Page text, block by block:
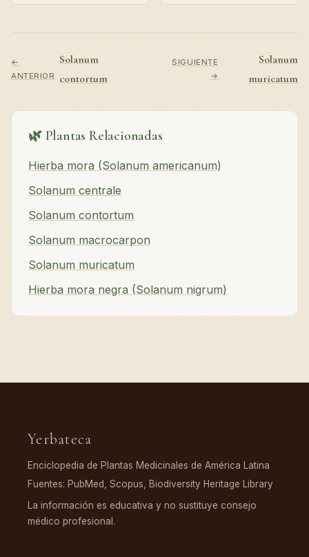
←
ANTERIOR
Solanum
contortum
SIGUIENTE
→
Solanum
muricatum
🌿 Plantas Relacionadas
Hierba mora (Solanum americanum)
Solanum centrale
Solanum contortum
Solanum macrocarpon
Solanum muricatum
Hierba mora negra (Solanum nigrum)
Yerbateca
Enciclopedia de Plantas Medicinales de América Latina
Fuentes: PubMed, Scopus, Biodiversity Heritage Library
La información es educativa y no sustituye consejo
médico profesional.